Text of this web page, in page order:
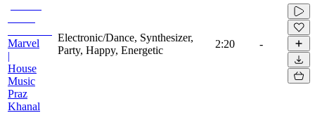
Marvel
|
House
Music
Praz
Khanal
Electronic/Dance, Synthesizer,
Party, Happy, Energetic
2:20 -